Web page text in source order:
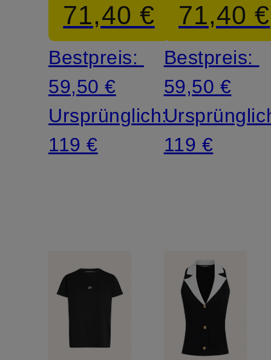
71,40 €
Bestpreis:
59,50 €
Ursprünglich:
119 €
71,40 €
Bestpreis:
59,50 €
119 €